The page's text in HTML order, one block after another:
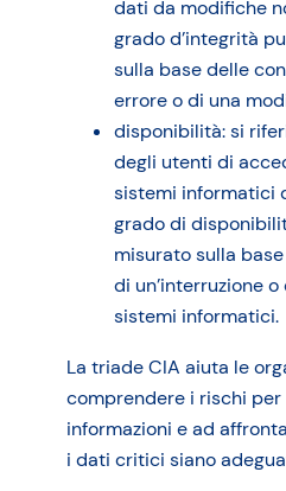
dati da modifiche
grado d’integrità
sulla base delle
errore o di una
disponibilità: si
degli utenti di
sistemi informatici
grado di
misurato sulla
di un’interruzione
sistemi informatici.
La triade CIA aiuta le
comprendere i rischi per
informazioni e ad
i dati critici siano